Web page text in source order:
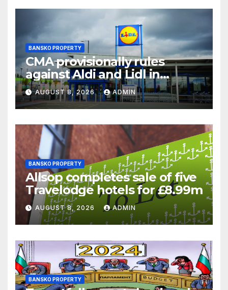
BANSKO PROPERTY
CMA provisionally rules
against Aldi and Lidl in
supermarket regulatory
battle
AUGUST 8, 2026 ADMIN
BANSKO PROPERTY
Allsop completes sale of five
Travelodge hotels for £8.99m
AUGUST 8, 2026 ADMIN
BANSKO PROPERTY